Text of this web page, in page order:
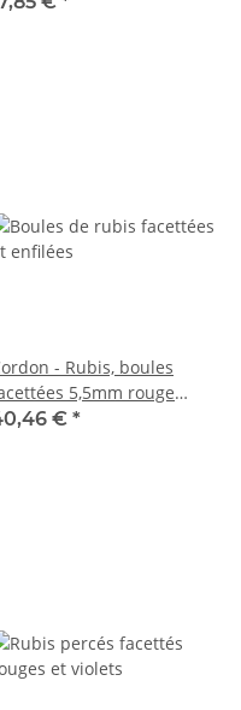
- Rubis, boules
5,5mm rouge
longueur 38,5cm
€ *